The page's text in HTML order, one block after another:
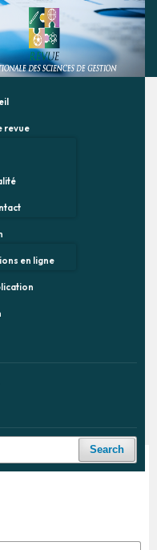
revue
en ligne
Search